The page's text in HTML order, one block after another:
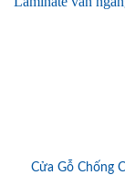
Cửa Gỗ Chống